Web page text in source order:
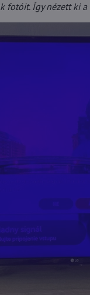
fotóit. Így nézett ki